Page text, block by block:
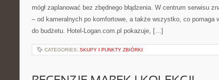
mógł zaplanować bez zbędnego błądzenia. W centrum serwisu
– od kameralnych po komfortowe, a także wszystko, co pomaga
do budżetu. Hotel-Logan.com.pl pokazuje, […]
CATEGORIES: SKUPY I PUNKTY ZBIÓRKI